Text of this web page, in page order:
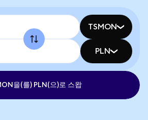
TSMON
PLN
을(를) PLN(으)로 스왑